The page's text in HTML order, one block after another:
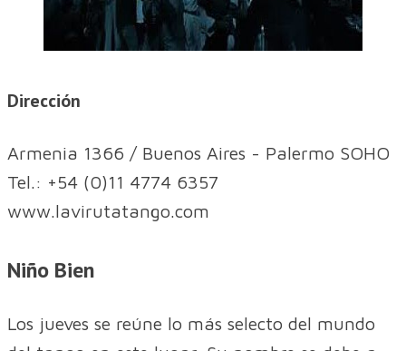
Dirección
Armenia 1366 / Buenos Aires - Palermo SOHO
Tel.: +54 (0)11 4774 6357
www.lavirutatango.com
Niño Bien
Los jueves se reúne lo más selecto del mundo